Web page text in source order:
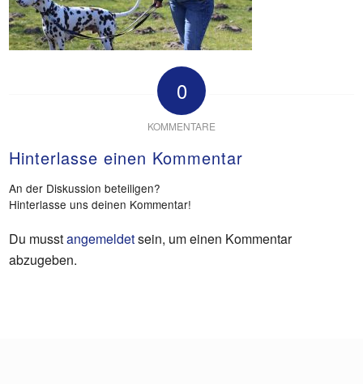
0
KOMMENTARE
Hinterlasse einen Kommentar
An der Diskussion beteiligen?
Hinterlasse uns deinen Kommentar!
Du musstangemeldetsein, um einen Kommentar
abzugeben.